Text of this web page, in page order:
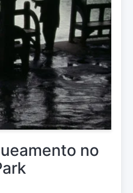
no